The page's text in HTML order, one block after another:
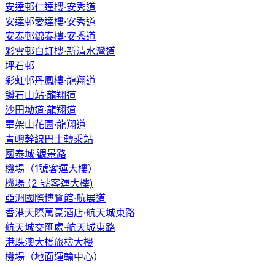
安達邨仁達樓·安秀道
安達邨愛達樓·安秀道
安泰邨錦泰樓·安秀道
彩雲邨白虹樓·新清水灣道
坪石邨
彩虹邨丹鳳樓·龍翔道
鑽石山站·龍翔道
沙田坳道·龍翔道
畢架山花園·龍翔道
青嶼幹線巴士轉乘站
國泰城·觀景路
機場（1號客運大樓）
機場 (2 號客運大樓)
亞洲國際博覽館·航展道
香港天際萬豪酒店·航天城東路
航天城交匯處·航天城東路
港珠澳大橋旅檢大樓
機場（地面運輸中心）